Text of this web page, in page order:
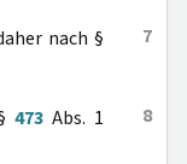
7
nach §
8
473 Abs. 1